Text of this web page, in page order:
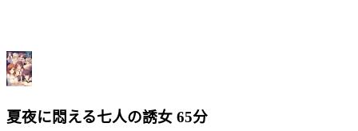
夏夜に悶える七人の誘女 65分